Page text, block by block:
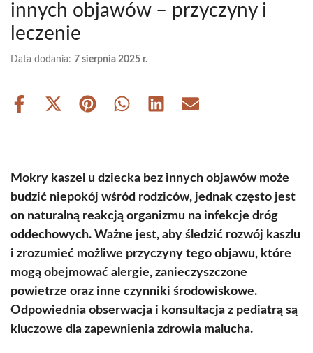
innych objawów – przyczyny i
leczenie
Data dodania: 7 sierpnia 2025 r.
Share
Share
(Twitter)
Share Share Share Share
Mokry kaszel u dziecka bez innych objawów może
budzić niepokój wśród rodziców, jednak często jest
on naturalną reakcją organizmu na infekcje dróg
oddechowych. Ważne jest, aby śledzić rozwój kaszlu
i zrozumieć możliwe przyczyny tego objawu, które
mogą obejmować alergie, zanieczyszczone
powietrze oraz inne czynniki środowiskowe.
Odpowiednia obserwacja i konsultacja z pediatrą są
kluczowe dla zapewnienia zdrowia malucha.